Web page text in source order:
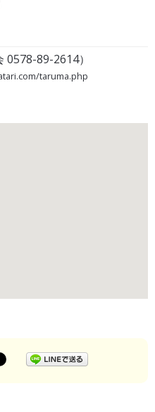
89-2614）
taruma.php